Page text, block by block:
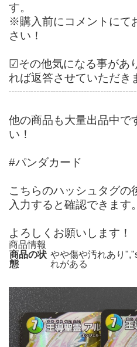
す。
※購入前にコメントにて
さい！
︎︎︎︎︎︎︎︎︎︎☑︎その他気になる事があ
れば返答させていただき
他の商品も大量出品中で
い！
#パンダカード
こちらのハッシュタグの
入力すると確認できます。
よろしくお願いします！
商品情報
商品の状
態
やや傷や汚れあり
れがある